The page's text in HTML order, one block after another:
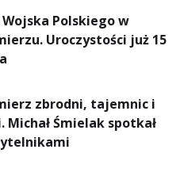
Polskiego w
Uroczystości już 15
zbrodni, tajemnic i
Michał Śmielak spotkał